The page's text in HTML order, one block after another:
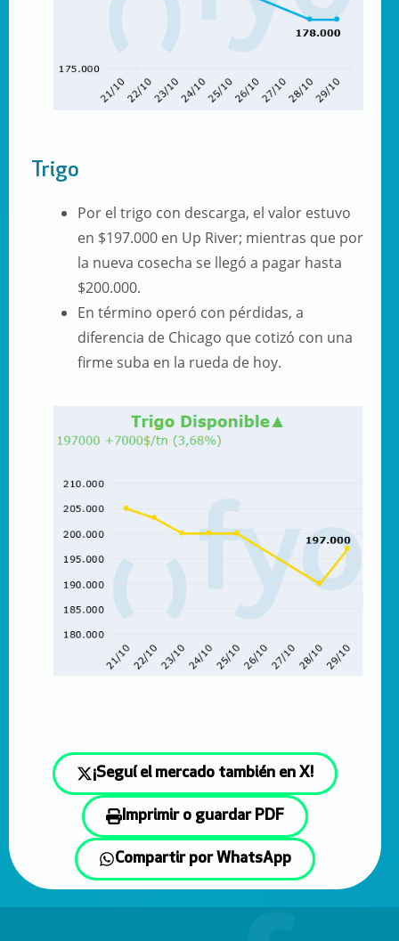
Trigo
Por el trigo con descarga, el valor estuvo
en $197.000 en Up River; mientras que por
la nueva cosecha se llegó a pagar hasta
$200.000.
En término operó con pérdidas, a
diferencia de Chicago que cotizó con una
firme suba en la rueda de hoy.
¡Seguí el mercado también en X!
Imprimir o guardar PDF
Compartir por WhatsApp